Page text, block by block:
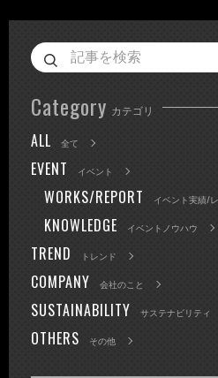
Category カテゴリ
ALL 全て
EVENT イベント
WORKS/REPORT イベント実績/
KNOWLEDGE イベントノウハウ
TREND トレンド
COMPANY 会社のこと
SUSTAINABILITY サステナビリティ
OTHERS その他